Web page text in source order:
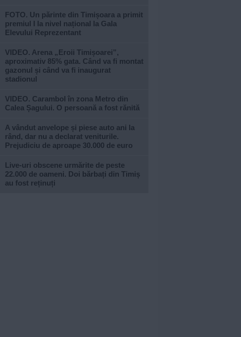
FOTO. Un părinte din Timișoara a primit
premiul I la nivel național la Gala
Elevului Reprezentant
VIDEO. Arena „Eroii Timișoarei”,
aproximativ 85% gata. Când va fi montat
gazonul și când va fi inaugurat
stadionul
VIDEO. Carambol în zona Metro din
Calea Șagului. O persoană a fost rănită
A vândut anvelope și piese auto ani la
rând, dar nu a declarat veniturile.
Prejudiciu de aproape 30.000 de euro
Live-uri obscene urmărite de peste
22.000 de oameni. Doi bărbați din Timiș
au fost reținuți